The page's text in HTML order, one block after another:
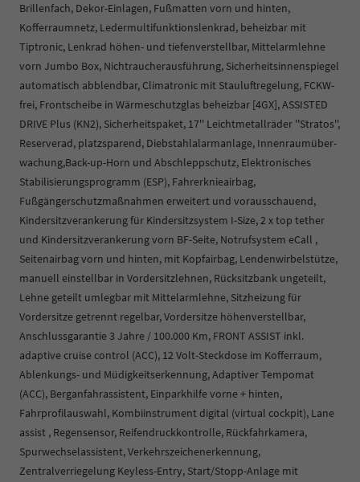
Brillenfach, Dekor-Einlagen, Fußmatten vorn und hinten,
Kofferraumnetz, Ledermultifunktionslenkrad, beheizbar mit
Tiptronic, Lenkrad höhen- und tiefenverstellbar, Mittelarmlehne
vorn Jumbo Box, Nichtraucherausführung, Sicherheitsinnenspiegel
automatisch abblendbar, Climatronic mit Stauluftregelung, FCKW-
frei, Frontscheibe in Wärmeschutzglas beheizbar [4GX], ASSISTED
DRIVE Plus (KN2), Sicherheitspaket, 17'' Leichtmetallräder ''Stratos'',
Reserverad, platzsparend, Diebstahlalarmanlage, Innenraumüber-
wachung,Back-up-Horn und Abschleppschutz, Elektronisches
Stabilisierungsprogramm (ESP), Fahrerknieairbag,
Fußgängerschutzmaßnahmen erweitert und vorausschauend,
Kindersitzverankerung für Kindersitzsystem I-Size, 2 x top tether
und Kindersitzverankerung vorn BF-Seite, Notrufsystem eCall ,
Seitenairbag vorn und hinten, mit Kopfairbag, Lendenwirbelstütze,
manuell einstellbar in Vordersitzlehnen, Rücksitzbank ungeteilt,
Lehne geteilt umlegbar mit Mittelarmlehne, Sitzheizung für
Vordersitze getrennt regelbar, Vordersitze höhenverstellbar,
Anschlussgarantie 3 Jahre / 100.000 Km, FRONT ASSIST inkl.
adaptive cruise control (ACC), 12 Volt-Steckdose im Kofferraum,
Ablenkungs- und Müdigkeitserkennung, Adaptiver Tempomat
(ACC), Berganfahrassistent, Einparkhilfe vorne + hinten,
Fahrprofilauswahl, Kombiinstrument digital (virtual cockpit), Lane
assist , Regensensor, Reifendruckkontrolle, Rückfahrkamera,
Spurwechselassistent, Verkehrszeichenerkennung,
Zentralverriegelung Keyless-Entry, Start/Stopp-Anlage mit